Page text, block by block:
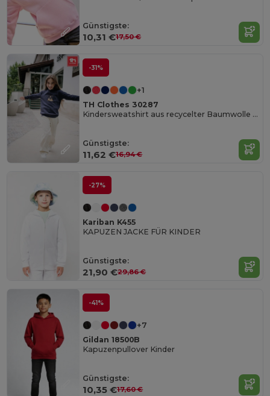
Günstigste:
10,31 €17,50 €
-31%
+1
TH Clothes 30287
Kindersweatshirt aus recycelter Baumwolle und Polyester
Günstigste:
11,62 €16,94 €
-27%
Kariban K455
KAPUZEN JACKE FÜR KINDER
Günstigste:
21,90 €29,86 €
-41%
+7
Gildan 18500B
Kapuzenpullover Kinder
Günstigste:
10,35 €17,60 €